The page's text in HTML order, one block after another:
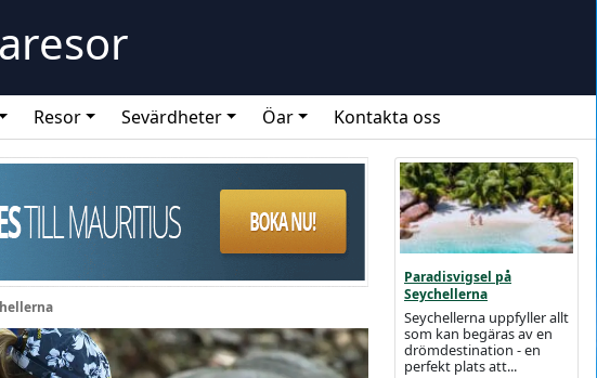
Resor Sevärdheter Öar Kontakta oss
Paradisvigsel på
Seychellerna
Seychellerna uppfyller allt
som kan begäras av en
drömdestination - en
perfekt plats att...